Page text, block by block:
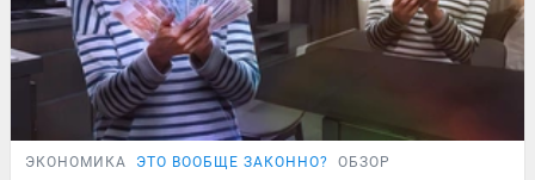
ЭКОНОМИКА ЭТО ВООБЩЕ ЗАКОННО? ОБЗОР